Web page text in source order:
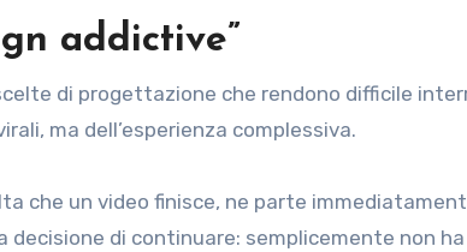
addictive”
di progettazione che rendono difficile
ma dell’esperienza complessiva.
che un video finisce, ne parte
decisione di continuare: semplicemente non